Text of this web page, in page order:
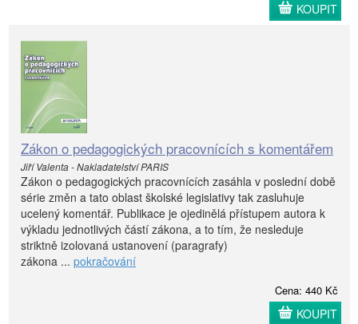
KOUPIT
Zákon o pedagogických pracovnících s komentářem
Jiří Valenta - Nakladatelství PARIS
Zákon o pedagogických pracovnících zasáhla v poslední době
série změn a tato oblast školské legislativy tak zasluhuje
ucelený komentář. Publikace je ojedinělá přístupem autora k
výkladu jednotlivých částí zákona, a to tím, že nesleduje
striktně izolovaná ustanovení (paragrafy)
zákona ... pokračování
Cena: 440 Kč
KOUPIT